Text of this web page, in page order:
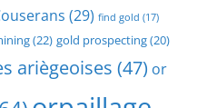
(29) find gold (17)
(22) gold prospecting(20)
ariègeoises (47) or